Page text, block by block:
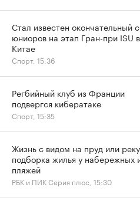
Стал известен окончательный
юниоров на этап Гран-при ISU в
Китае
Спорт, 15:36
Регбийный клуб из Франции
подвергся кибератаке
Спорт, 15:35
Жизнь с видом на пруд или
подборка жилья у набережных
пляжей
РБК и ПИК Серия плюс, 15:30